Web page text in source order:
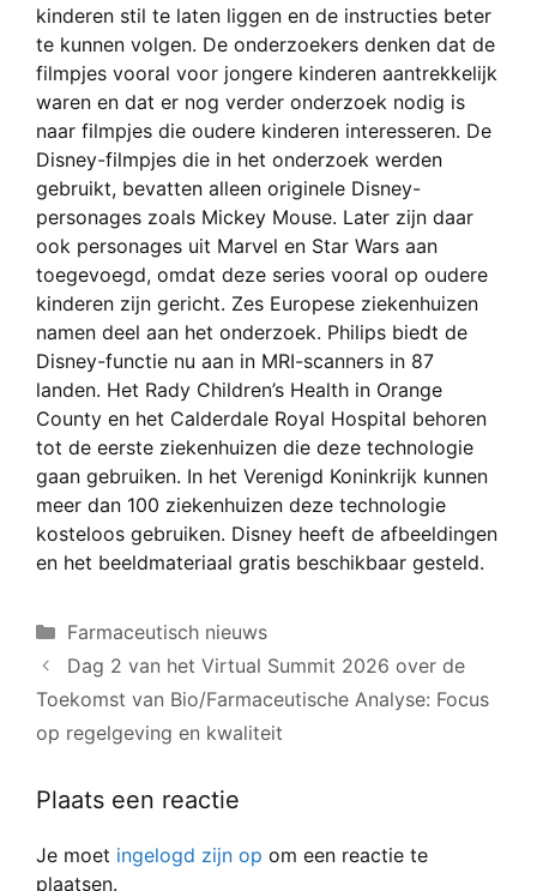
kinderen stil te laten liggen en de instructies beter
te kunnen volgen. De onderzoekers denken dat de
filmpjes vooral voor jongere kinderen aantrekkelijk
waren en dat er nog verder onderzoek nodig is
naar filmpjes die oudere kinderen interesseren. De
Disney-filmpjes die in het onderzoek werden
gebruikt, bevatten alleen originele Disney-
personages zoals Mickey Mouse. Later zijn daar
ook personages uit Marvel en Star Wars aan
toegevoegd, omdat deze series vooral op oudere
kinderen zijn gericht. Zes Europese ziekenhuizen
namen deel aan het onderzoek. Philips biedt de
Disney-functie nu aan in MRI-scanners in 87
landen. Het Rady Children’s Health in Orange
County en het Calderdale Royal Hospital behoren
tot de eerste ziekenhuizen die deze technologie
gaan gebruiken. In het Verenigd Koninkrijk kunnen
meer dan 100 ziekenhuizen deze technologie
kosteloos gebruiken. Disney heeft de afbeeldingen
en het beeldmateriaal gratis beschikbaar gesteld.
Categorieën
Farmaceutisch nieuws
Dag 2 van het Virtual Summit 2026 over de
Toekomst van Bio/Farmaceutische Analyse: Focus
op regelgeving en kwaliteit
Plaats een reactie
Je moet ingelogd zijn op om een reactie te
plaatsen.